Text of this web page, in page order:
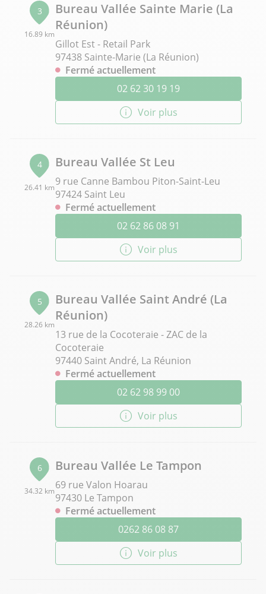
3
16.89 km
Bureau Vallée Sainte Marie (La
Réunion)
Gillot Est - Retail Park
97438 Sainte-Marie (La Réunion)
Fermé actuellement
02 62 30 19 19
Voir plus
4
26.41 km
Bureau Vallée St Leu
9 rue Canne Bambou Piton-Saint-Leu
97424 Saint Leu
Fermé actuellement
02 62 86 08 91
Voir plus
5
28.26 km
Bureau Vallée Saint André (La
Réunion)
13 rue de la Cocoteraie - ZAC de la
Cocoteraie
97440 Saint André, La Réunion
Fermé actuellement
02 62 98 99 00
Voir plus
6
34.32 km
Bureau Vallée Le Tampon
69 rue Valon Hoarau
97430 Le Tampon
Fermé actuellement
0262 86 08 87
Voir plus